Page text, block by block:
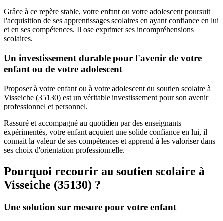
Grâce à ce repère stable, votre enfant ou votre adolescent poursuit
l'acquisition de ses apprentissages scolaires en ayant confiance en lui
et en ses compétences. Il ose exprimer ses incompréhensions
scolaires.
Un investissement durable pour l'avenir de votre
enfant ou de votre adolescent
Proposer à votre enfant ou à votre adolescent du soutien scolaire à
Visseiche (35130) est un véritable investissement pour son avenir
professionnel et personnel.
Rassuré et accompagné au quotidien par des enseignants
expérimentés, votre enfant acquiert une solide confiance en lui, il
connait la valeur de ses compétences et apprend à les valoriser dans
ses choix d'orientation professionnelle.
Pourquoi recourir au soutien scolaire à
Visseiche (35130) ?
Une solution sur mesure pour votre enfant